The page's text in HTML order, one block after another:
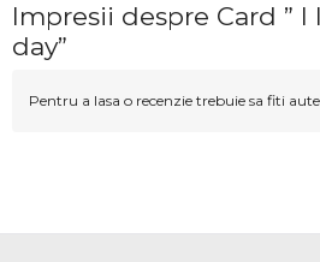
Impresii despre Card ” I
day”
Pentru a lasa o recenzie trebuie sa fiti